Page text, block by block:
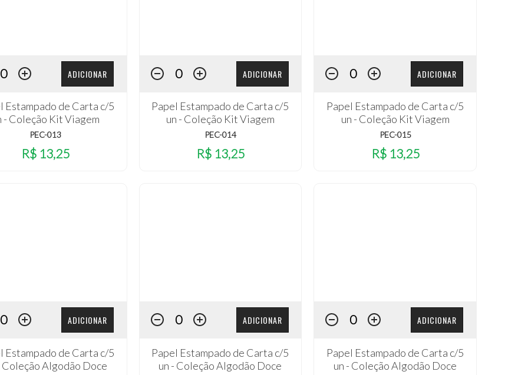
ADICIONAR
Estampado de Carta c/5
- Coleção Kit Viagem
PEC-013
R$ 13,25
ADICIONAR
Papel Estampado de Carta c/5
un - Coleção Kit Viagem
PEC-014
R$ 13,25
ADICIONAR
Papel Estampado de Carta c/5
un - Coleção Kit Viagem
PEC-015
R$ 13,25
ADICIONAR
Estampado de Carta c/5
Coleção Algodão Doce
ADICIONAR
Papel Estampado de Carta c/5
un - Coleção Algodão Doce
ADICIONAR
Papel Estampado de Carta c/5
un - Coleção Algodão Doce